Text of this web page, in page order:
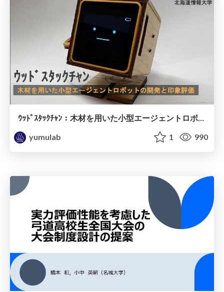
ｳｯﾄﾞｽﾀｯｸﾁｬﾝ：木材を用いた小型エージェントロボットの開発と印象評価 / ec75-sato
yumulab
1 990